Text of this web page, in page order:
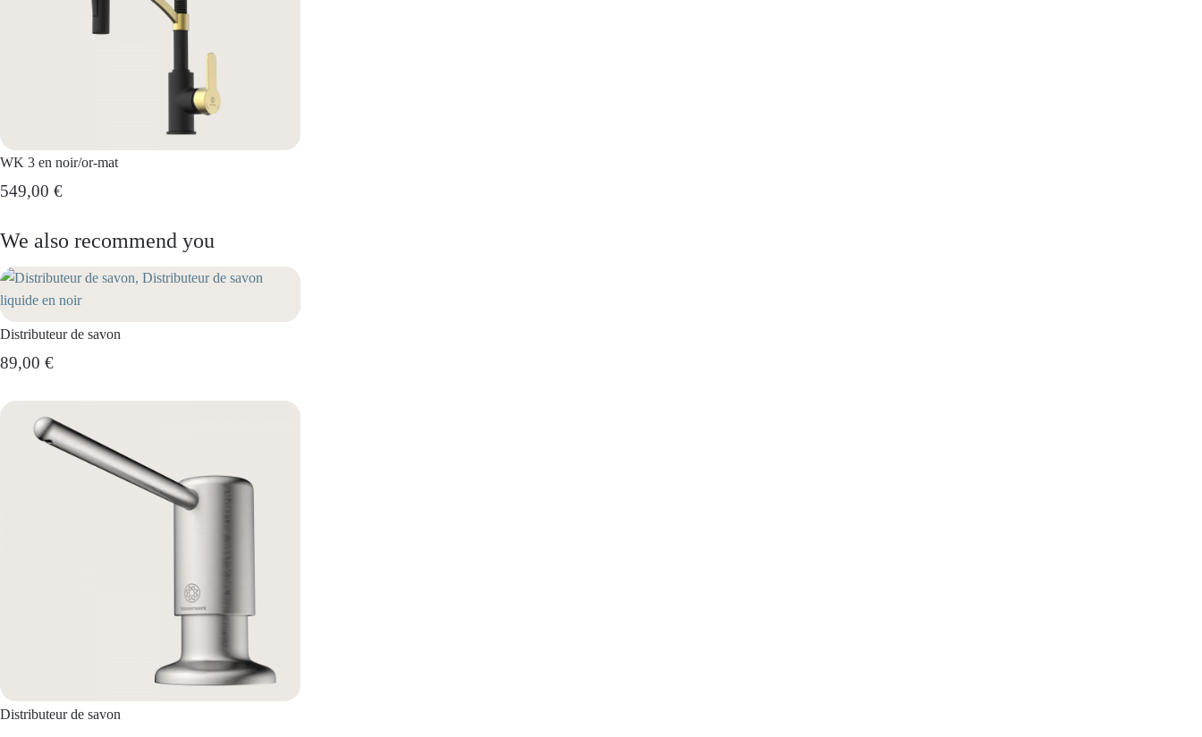
WK 3 en noir/or-mat
549,00 €
We also recommend you
Distributeur de savon
89,00 €
Distributeur de savon